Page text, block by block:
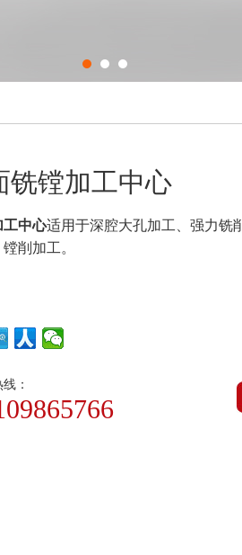
铣镗加工中心
工中心适用于深腔大孔加工、强力铣
削加工。
：